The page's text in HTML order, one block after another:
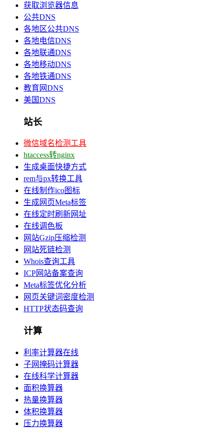
获取浏览器信息
公共DNS
各地区公共DNS
各地电信DNS
各地联通DNS
各地移动DNS
各地铁通DNS
教育网DNS
美国DNS
站长
微信域名检测工具
htaccess转nginx
生成桌面快捷方式
rem与px转换工具
在线制作ico图标
生成网页Meta标签
在线定时刷新网址
在线调色板
网站Gzip压缩检测
网站死链检测
Whois查询工具
ICP网站备案查询
Meta标签优化分析
网页关键词密度检测
HTTP状态码查询
计算
利率计算器在线
子网掩码计算器
在线科学计算器
面积换算器
热量换算器
体积换算器
压力换算器